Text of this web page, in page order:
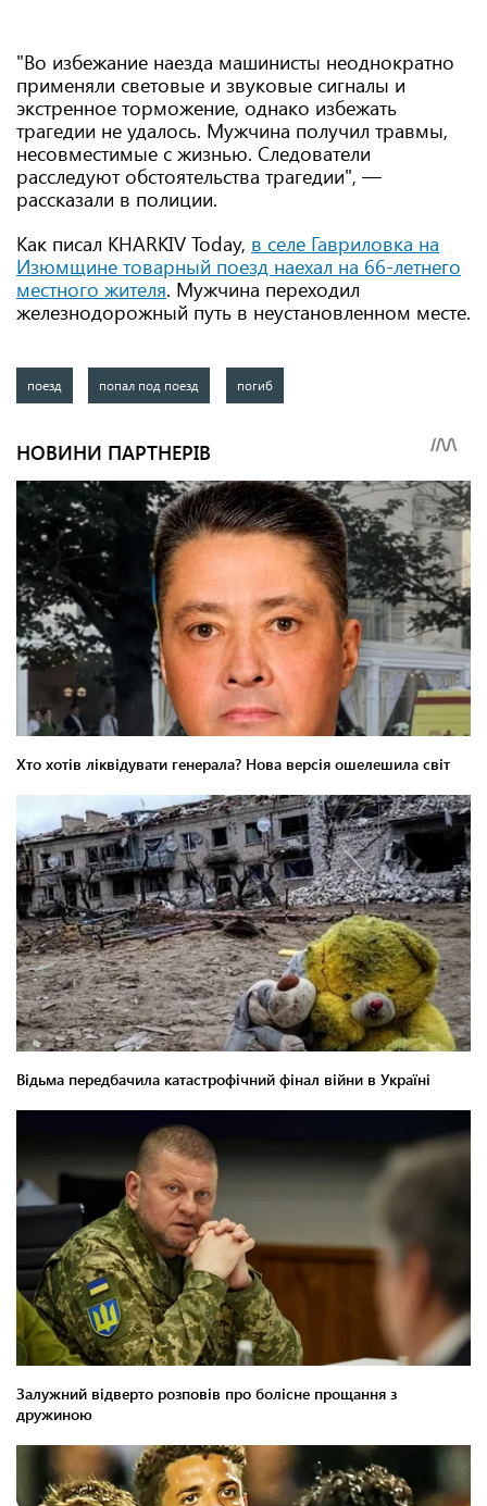
"Во избежание наезда машинисты неоднократно
применяли световые и звуковые сигналы и
экстренное торможение, однако избежать
трагедии не удалось. Мужчина получил травмы,
несовместимые с жизнью. Следователи
расследуют обстоятельства трагедии", —
рассказали в полиции.
Как писал KHARKIV Today, в селе Гавриловка на
Изюмщине товарный поезд наехал на 66-летнего
местного жителя. Мужчина переходил
железнодорожный путь в неустановленном месте.
поезд попал под поезд погиб